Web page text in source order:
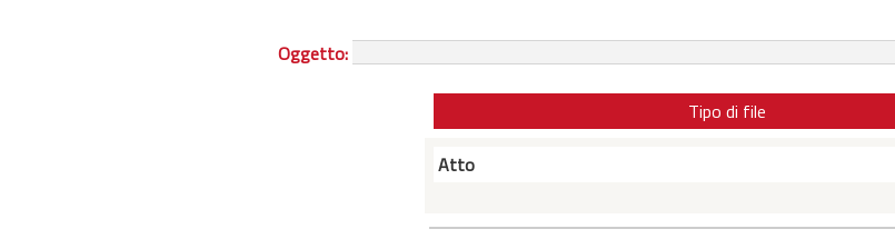
Oggetto:
Tipo di file
Atto